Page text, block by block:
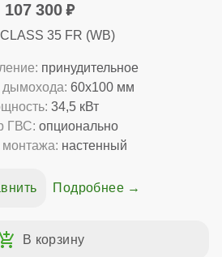
107 300
35 FR (WB)
принудительное
60x100 мм
34,5 кВт
ГВС: опционально
настенный
Подробнее